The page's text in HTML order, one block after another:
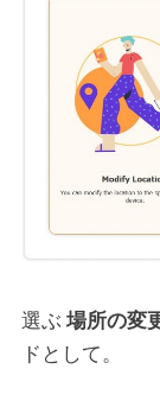
選ぶ 場所の変
ドとして。